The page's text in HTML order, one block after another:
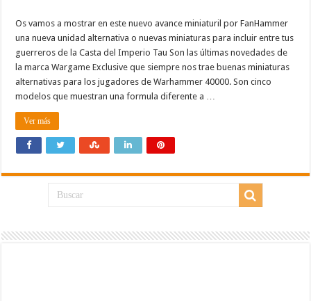
Os vamos a mostrar en este nuevo avance miniaturil por FanHammer
una nueva unidad alternativa o nuevas miniaturas para incluir entre tus
guerreros de la Casta del Imperio Tau Son las últimas novedades de
la marca Wargame Exclusive que siempre nos trae buenas miniaturas
alternativas para los jugadores de Warhammer 40000. Son cinco
modelos que muestran una formula diferente a …
Ver más